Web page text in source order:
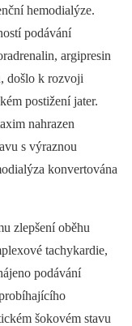
hemodialýze.
podávání
argipresin
došlo k rozvoji
postižení jater.
nahrazen
s výraznou
konvertována
zlepšení oběhu
tachykardie,
podávání
šokovém stavu